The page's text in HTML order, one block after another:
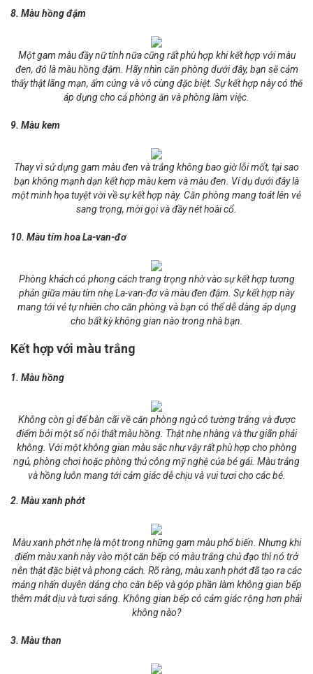
8. Màu hồng đậm
Một gam màu đầy nữ tính nữa cũng rất phù hợp khi kết hợp với màu
đen, đó là màu hồng đậm. Hãy nhìn căn phòng dưới đây, bạn sẽ cảm
thấy thật lãng mạn, ấm cúng và vô cùng đặc biệt. Sự kết hợp này có thể
áp dụng cho cả phòng ăn và phòng làm việc.
9. Màu kem
Thay vì sử dụng gam màu đen và trắng không bao giờ lỗi mốt, tại sao
bạn không mạnh dạn kết hợp màu kem và màu đen. Ví dụ dưới đây là
một minh họa tuyệt vời về sự kết hợp này. Căn phòng mang toát lên vẻ
sang trọng, mời gọi và đầy nét hoài cổ.
10. Màu tím hoa La-van-đơ
Phòng khách có phong cách trang trọng nhờ vào sự kết hợp tương
phản giữa màu tím nhẹ La-van-đơ và màu đen đậm. Sự kết hợp này
mang tới vẻ tự nhiên cho căn phòng và bạn có thể dễ dàng áp dụng
cho bất kỳ không gian nào trong nhà bạn.
Kết hợp với màu trắng
1. Màu hồng
Không còn gì để bàn cãi về căn phòng ngủ có tường trắng và được
điểm bởi một số nội thất màu hồng. Thật nhẹ nhàng và thư giãn phải
không. Với một không gian màu sắc như vậy rất phù hợp cho phòng
ngủ, phòng chơi hoặc phòng thủ công mỹ nghệ của bé gái. Màu trắng
và hồng luôn mang tới cảm giác dễ chịu và vui tươi cho các bé.
2. Màu xanh phớt
Màu xanh phớt nhẹ là một trong những gam màu phổ biến. Nhưng khi
điểm màu xanh này vào một căn bếp có màu trắng chủ đạo thì nó trở
nên thật đặc biệt và phong cách. Rõ ràng, màu xanh phớt đã tạo ra các
mảng nhấn duyên dáng cho căn bếp và góp phần làm không gian bếp
thêm mát dịu và tươi sáng. Không gian bếp có cảm giác rộng hơn phải
không nào?
3. Màu than